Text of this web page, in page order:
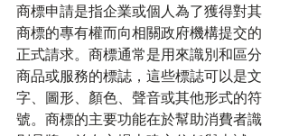
商標申請是指企業或個人為了獲得對其
商標的專有權而向相關政府機構提交的
正式請求。商標通常是用來識別和區分
商品或服務的標誌，這些標誌可以是文
字、圖形、顏色、聲音或其他形式的符
號。商標的主要功能在於幫助消費者識